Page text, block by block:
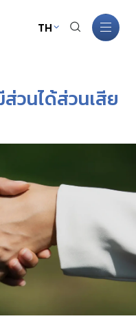
TH
วนได้ส่วนเสีย